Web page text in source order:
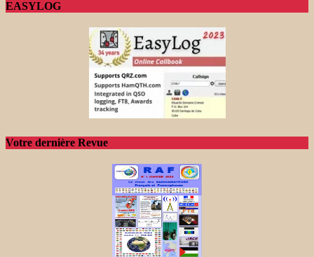
EASYLOG
Votre dernière Revue